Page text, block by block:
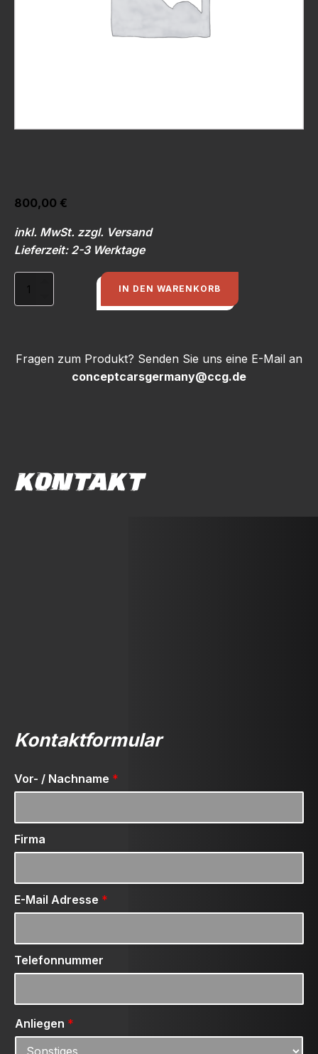
800,00 €
inkl. MwSt. zzgl. Versand
Lieferzeit: 2-3 Werktage
Anfertigung
Menge
IN DEN WARENKORB
Fragen zum Produkt? Senden Sie uns eine E-Mail an
conceptcarsgermany@ccg.de
KONTAKT
Kontaktformular
Vor- / Nachname *
Firma
E-Mail Adresse *
Telefonnummer
Anliegen *